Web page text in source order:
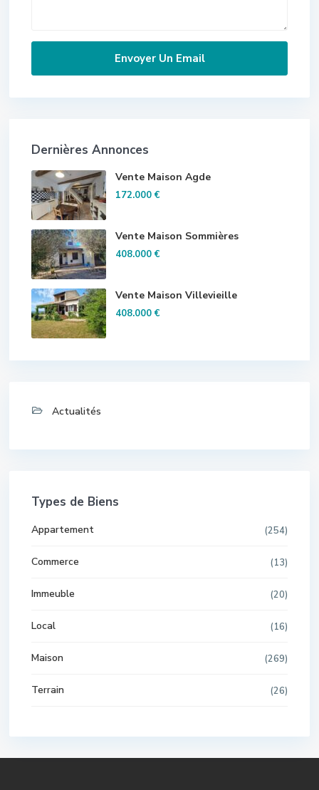
Dernières Annonces
Vente Maison Agde
172.000 €
Vente Maison Sommières
408.000 €
Vente Maison Villevieille
408.000 €
Actualités
Types de Biens
Appartement (254)
Commerce (13)
Immeuble (20)
Local (16)
Maison (269)
Terrain (26)